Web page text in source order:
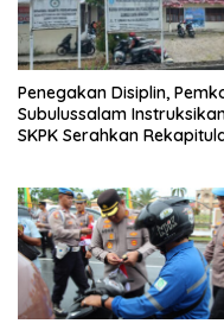
Penegakan Disiplin,
Subulussalam
SKPK Serahkan